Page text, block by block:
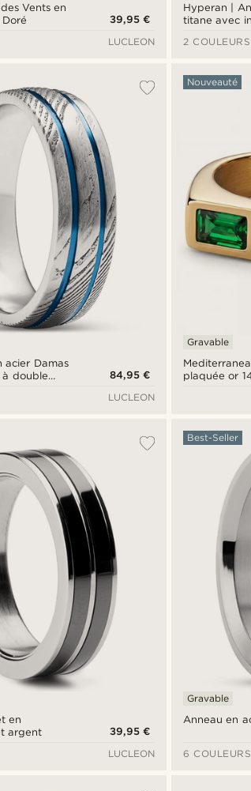
Vents en
39,95 €
LUCLEON
Hyperan |
titane avec
2 COULEURS
acier Damas
double
84,95 €
LUCLEON
plaquée or
Nouveauté
Gravable
en
argent
39,95 €
LUCLEON
Anneau en
Best-Seller
Gravable
6 COULEURS